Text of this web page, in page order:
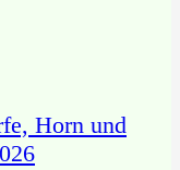
Horn und